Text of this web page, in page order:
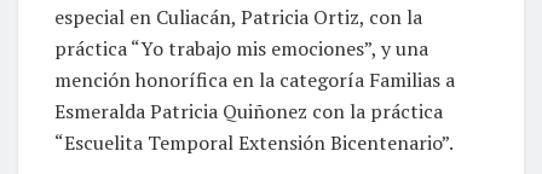
especial en Culiacán, Patricia Ortiz, con la
práctica “Yo trabajo mis emociones”, y una
mención honorífica en la categoría Familias a
Esmeralda Patricia Quiñonez con la práctica
“Escuelita Temporal Extensión Bicentenario”.